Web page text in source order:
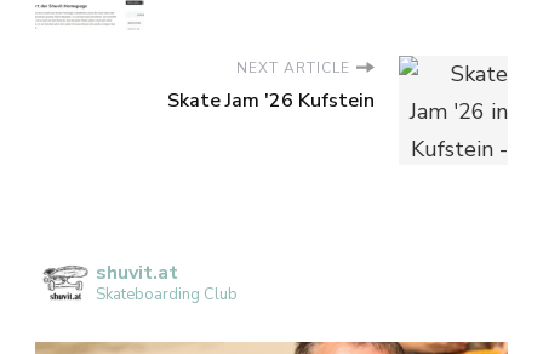
NEXT ARTICLE
Skate Jam '26 Kufstein
shuvit.at
Skateboarding Club